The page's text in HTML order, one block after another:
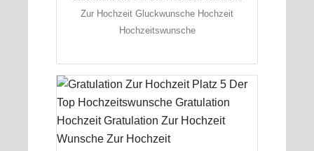
Zur Hochzeit Gluckwunsche Hochzeit
Hochzeitswunsche